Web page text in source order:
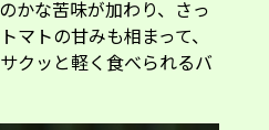
かな苦味が加わり、さっ
マトの甘みも相まって、
クッと軽く食べられるバ